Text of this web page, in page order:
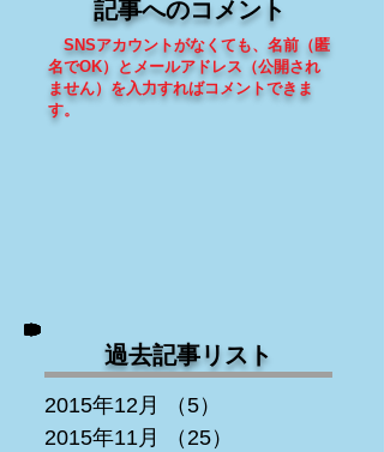
記事へのコメント
SNSアカウントがなくても、 名前（匿
名でOK）とメールアドレス（公開され
ません）を入力すればコメントできま
す。
過去記事リスト
2015年12月 （5）
2015年11月
（25）